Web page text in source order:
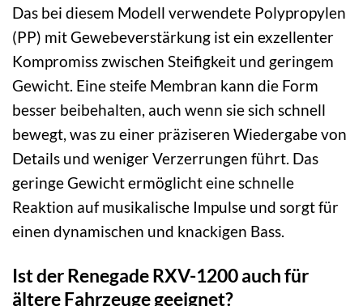
Das bei diesem Modell verwendete Polypropylen
(PP) mit Gewebeverstärkung ist ein exzellenter
Kompromiss zwischen Steifigkeit und geringem
Gewicht. Eine steife Membran kann die Form
besser beibehalten, auch wenn sie sich schnell
bewegt, was zu einer präziseren Wiedergabe von
Details und weniger Verzerrungen führt. Das
geringe Gewicht ermöglicht eine schnelle
Reaktion auf musikalische Impulse und sorgt für
einen dynamischen und knackigen Bass.
Ist der Renegade RXV-1200 auch für
ältere Fahrzeuge geeignet?